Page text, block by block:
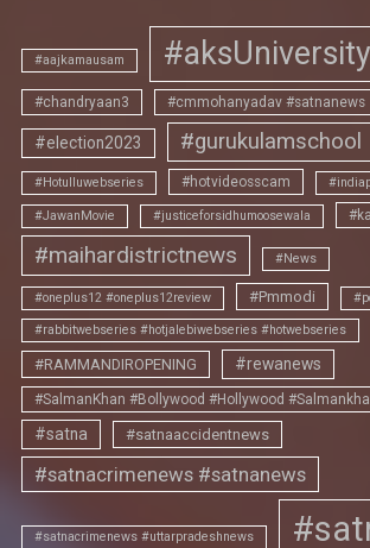
#aajkamausam #aksUniversity
#chandryaan3 #cmmohanyadav #satnanews
#election2023 #gurukulamschool
#Hotulluwebseries #hotvideosscam
#JawanMovie #justiceforsidhumoosewala
#maihardistrictnews #News
#oneplus12 #oneplus12review #Pmmodi
#rabbitwebseries #hotjalebiwebseries #hotwebseries
#RAMMANDIROPENING #rewanews
#SalmanKhan #Bollywood #Hollywood
#satna #satnaaccidentnews
#satnacrimenews #satnanews
#satnacrimenews #uttarpradeshnews